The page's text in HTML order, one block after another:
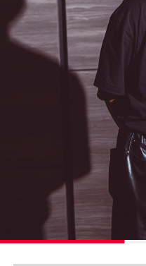
#エンタメ業
#サステナブルな取り
#
運営会社